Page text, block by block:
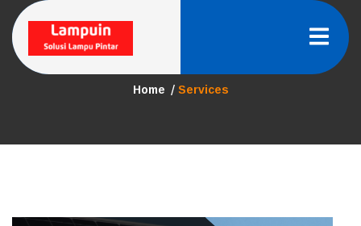
content
ARCHIVES:
Home Services